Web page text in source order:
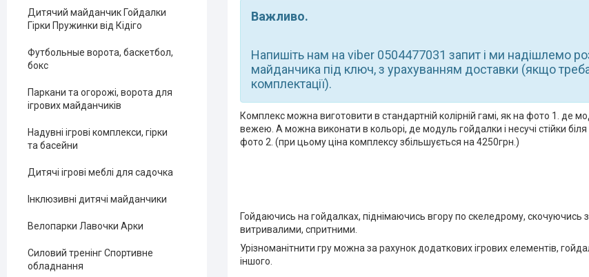
Важливо.
Напишіть нам на viber 0504477031 запит і ми надішлемо
майданчика під ключ, з урахуванням доставки (якщо
комплектації).
Комплекс можна виготовити в стандартній колірній гамі, як на фото 1. де
вежею. А можна виконати в кольорі, де модуль гойдалки і несучі стійки
фото 2. (при цьому ціна комплексу збільшується на 4250грн.)
Гойдаючись на гойдалках, піднімаючись вгору по скеледрому, скочуючись з
витривалими, спритними.
Урізноманітнити гру можна за рахунок додаткових ігрових елементів,
іншого.
Дитячий майданчик Гойдалки
Гірки Пружинки від Кідіго
Футбольные ворота, баскетбол,
бокс
Паркани та огорожі, ворота для
ігрових майданчиків
Надувні ігрові комплекси, гірки
та басейни
Дитячі ігрові меблі для садочка
Інклюзивні дитячі майданчики
Велопарки Лавочки Арки
Силовий тренінг Спортивне
обладнання